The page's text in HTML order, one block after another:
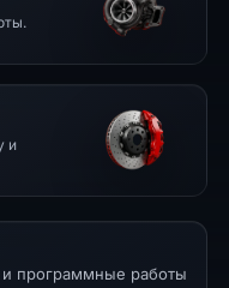
и
и программные работы